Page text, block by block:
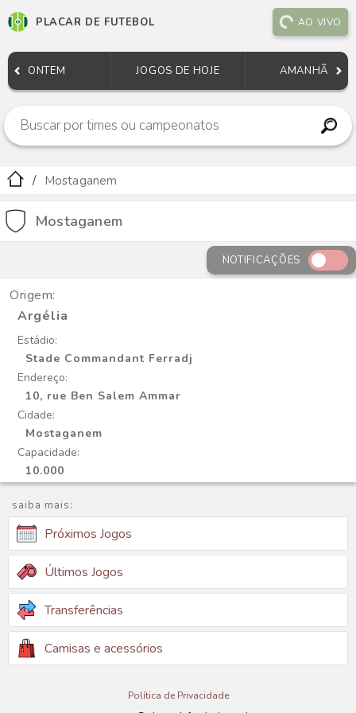
PLACAR DE FUTEBOL AO VIVO
ONTEM JOGOS DE HOJE AMANHÃ
Mostaganem
Mostaganem
NOTIFICAÇÕES
Origem:
Argélia
Estádio:
Stade Commandant Ferradj
Endereço:
10, rue Ben Salem Ammar
Cidade:
Mostaganem
Capacidade:
10.000
saiba mais:
Próximos Jogos
Últimos Jogos
Transferências
Camisas e acessórios
Política de Privacidade